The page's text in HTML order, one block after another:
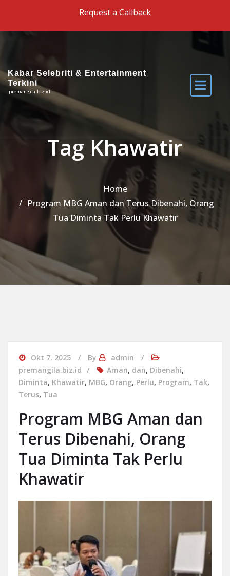
Request a Callback
Kabar Selebriti & Entertainment
Terkini
premangila.biz.id
Tag Khawatir
Home
Program MBG Aman dan Terus Dibenahi, Orang
Tua Diminta Tak Perlu Khawatir
Okt 7, 2025 By
admin
premangila.biz.id
Aman, dan, Dibenahi,
Diminta, Khawatir, MBG, Orang, Perlu, Program, Tak,
Terus, Tua
Program MBG Aman dan
Terus Dibenahi, Orang
Tua Diminta Tak Perlu
Khawatir